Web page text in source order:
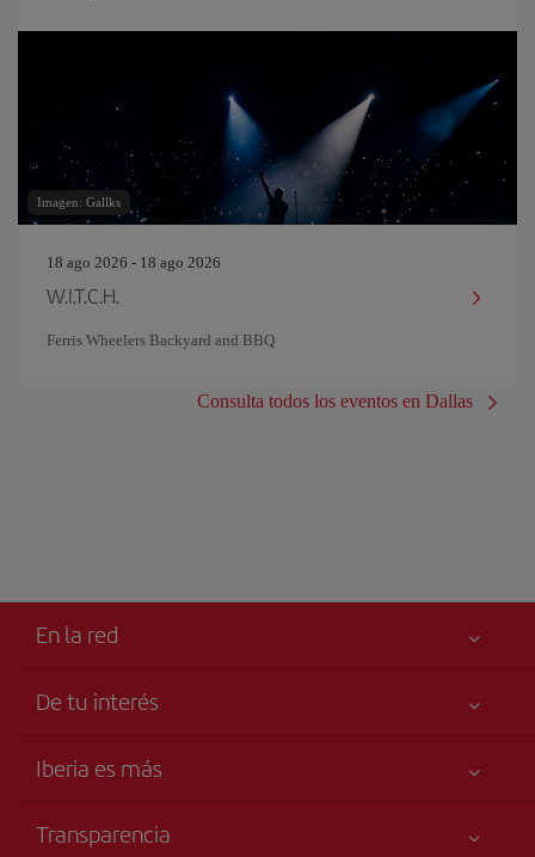
Imagen: Gallks
18 ago 2026 - 18 ago 2026
W.I.T.C.H.
Ferris Wheelers Backyard and BBQ
Consulta todos los eventos en Dallas
En la red
De tu interés
Tu seguridad es lo primero
Iberia es más
Talento a bordo
Transparencia